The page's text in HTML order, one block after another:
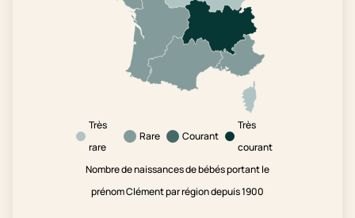
Très
rare
Rare Courant
Très
courant
Nombre de naissances de bébés portant le
prénom Clément par région depuis 1900